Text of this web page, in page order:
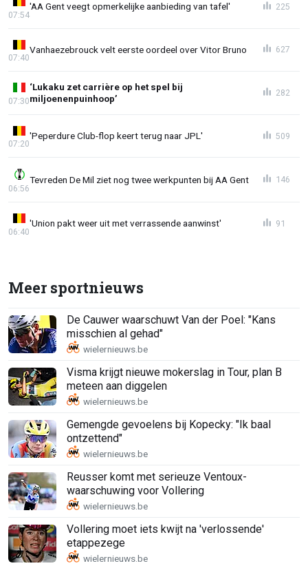
'AA Gent veegt opmerkelijke aanbieding van tafel'
07:54
225
Vanhaezebrouck velt eerste oordeel over Vitor Bruno
07:40
627
‘Lukaku zet carrière op het spel bij
miljoenenpuinhoop’
07:30
282
'Peperdure Club-flop keert terug naar JPL'
07:20
509
Tevreden De Mil ziet nog twee werkpunten bij AA Gent
06:56
146
'Union pakt weer uit met verrassende aanwinst'
06:40
91
Meer sportnieuws
De Cauwer waarschuwt Van der Poel: "Kans
misschien al gehad"
Visma krijgt nieuwe mokerslag in Tour, plan B
meteen aan diggelen
Gemengde gevoelens bij Kopecky: "Ik baal
ontzettend"
Reusser komt met serieuze Ventoux-
waarschuwing voor Vollering
Vollering moet iets kwijt na 'verlossende'
etappezege